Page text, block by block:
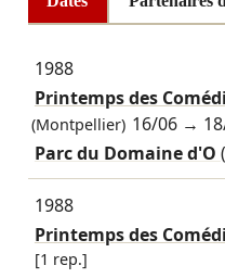
1988
Printemps des
(Montpellier) 16/06 →
Parc du Domaine d'O
1988
Printemps des
[1 rep.]